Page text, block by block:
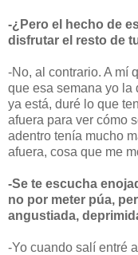
-¿Pero el hecho de
disfrutar el resto de
-No, al contrario. A mí
que esa semana yo la
ya está, duré lo que
afuera para ver cómo
adentro tenía mucho
afuera, cosa que me
-Se te escucha
no por meter púa,
angustiada,
-Yo cuando salí entré